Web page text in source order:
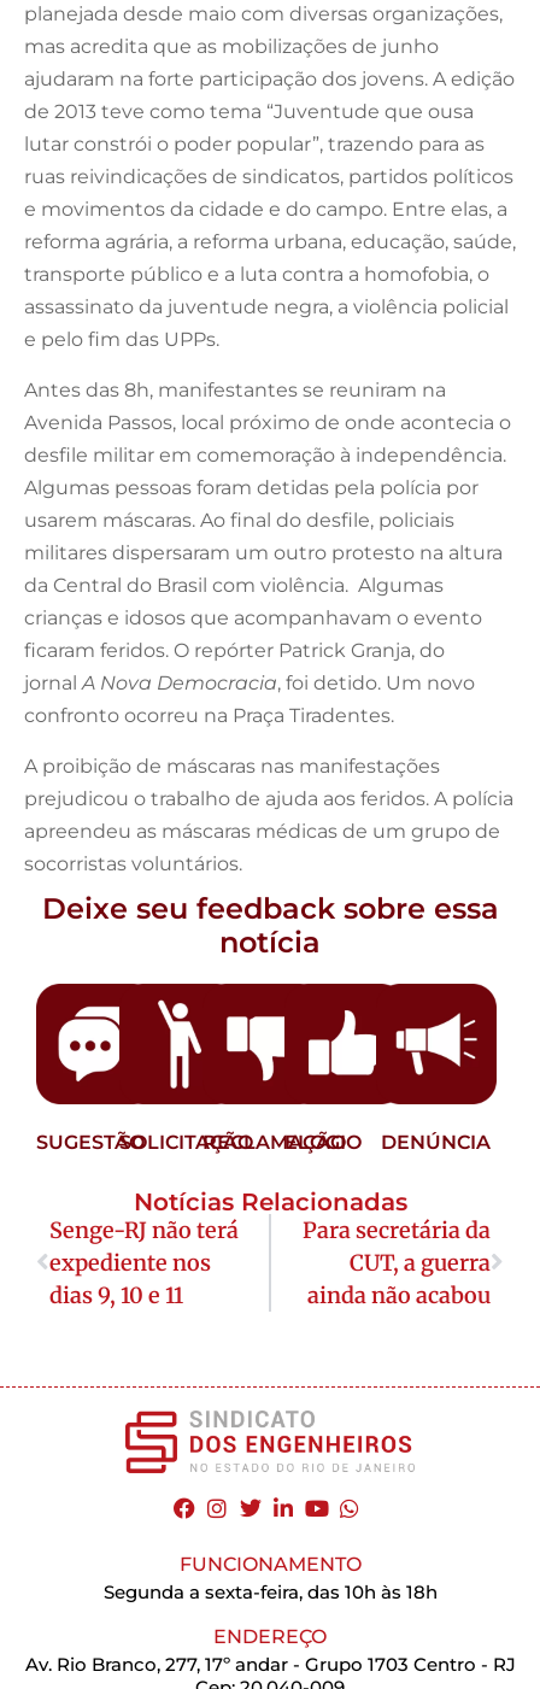
planejada desde maio com diversas organizações,
mas acredita que as mobilizações de junho
ajudaram na forte participação dos jovens. A edição
de 2013 teve como tema “Juventude que ousa
lutar constrói o poder popular”, trazendo para as
ruas reivindicações de sindicatos, partidos políticos
e movimentos da cidade e do campo. Entre elas, a
reforma agrária, a reforma urbana, educação, saúde,
transporte público e a luta contra a homofobia, o
assassinato da juventude negra, a violência policial
e pelo fim das UPPs.
Antes das 8h, manifestantes se reuniram na
Avenida Passos, local próximo de onde acontecia o
desfile militar em comemoração à independência.
Algumas pessoas foram detidas pela polícia por
usarem máscaras. Ao final do desfile, policiais
militares dispersaram um outro protesto na altura
da Central do Brasil com violência. Algumas
crianças e idosos que acompanhavam o evento
ficaram feridos. O repórter Patrick Granja, do
jornalA Nova Democracia, foi detido. Um novo
confronto ocorreu na Praça Tiradentes.
A proibição de máscaras nas manifestações
prejudicou o trabalho de ajuda aos feridos. A polícia
apreendeu as máscaras médicas de um grupo de
socorristas voluntários.
Deixe seu feedback sobre essa
notícia
SUGESTÃOSOLICITAÇÃORECLAMAÇÃO
ELOGIO DENÚNCIA
Notícias Relacionadas
Senge-RJ não terá
expediente nos
dias 9, 10 e 11
Para secretária da
CUT, a guerra
ainda não acabou
FUNCIONAMENTO
Segunda a sexta-feira, das 10h às 18h
ENDEREÇO
Av. Rio Branco, 277, 17º andar - Grupo 1703 Centro - RJ